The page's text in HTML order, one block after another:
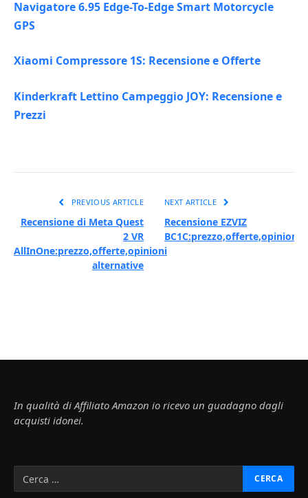
Navigatore 6.95 Edge-To-Edge Smart Motorcycle
GPS
Xiaomi Compressore 1S: Recensione e Offerte
Kinderkraft Lettino Campeggio JOY: Recensione e
Prezzi
PREVIOUS ARTICLE
Recensione di Meta Quest
2 VR
AllInOne:prezzo,offerte,opinioni
alternative
NEXT ARTICLE
Recensione EZVIZ
BC1C:prezzo,offerte,opinioni
In qualità di Affiliato Amazon io ricevo un guadagno dagli
acquisti idonei.